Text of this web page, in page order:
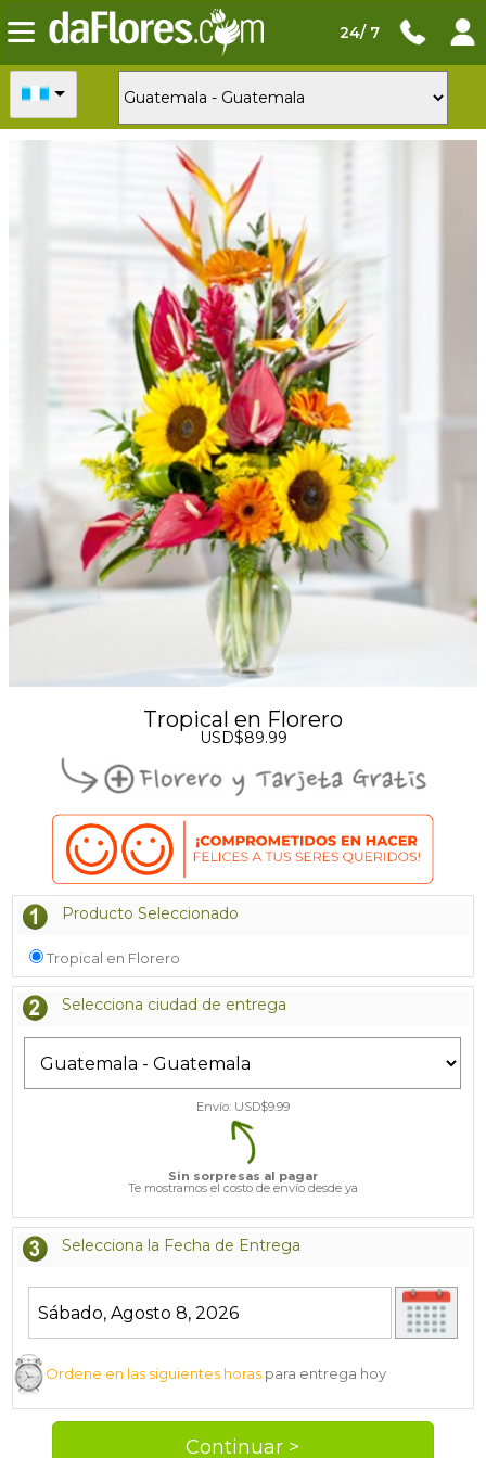
24/ 7
Tropical en Florero
USD$89.99
Producto Seleccionado
Tropical en Florero
Selecciona ciudad de entrega
Envío: USD$9.99
Sin sorpresas al pagar
Te mostramos el costo de envío desde ya
Selecciona la Fecha de Entrega
Ordene en las siguientes horas para entrega hoy